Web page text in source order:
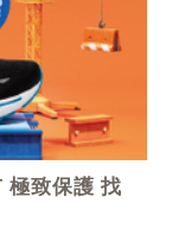
極致保護 找